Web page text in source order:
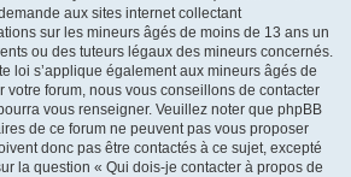
aux sites internet collectant
sur les mineurs âgés de moins de 13 ans un
ou des tuteurs légaux des mineurs concernés.
loi s’applique également aux mineurs âgés de
votre forum, nous vous conseillons de contacter
vous renseigner. Veuillez noter que phpBB
de ce forum ne peuvent pas vous proposer
donc pas être contactés à ce sujet, excepté
la question « Qui dois-je contacter à propos de